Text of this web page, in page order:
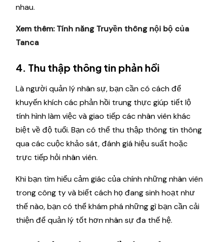
nhau.
Xem thêm:Tính năng Truyền thông nội bộ của
Tanca
4. Thu thập thông tin phản hồi
Là người quản lý nhân sự, bạn cần có cách để
khuyến khích các phản hồi trung thực giúp tiết lộ
tính hình làm việc và giao tiếp các nhân viên khác
biệt về độ tuổi. Bạn có thể thu thập thông tin thông
qua các cuộc khảo sát, đánh giá hiệu suất hoặc
trực tiếp hỏi nhân viên.
Khi bạn tìm hiểu cảm giác của chính những nhân viên
trong công ty và biết cách họ đang sinh hoạt như
thế nào, bạn có thể khám phá những gì bạn cần cải
thiện để quản lý tốt hơn nhân sự đa thế hệ.